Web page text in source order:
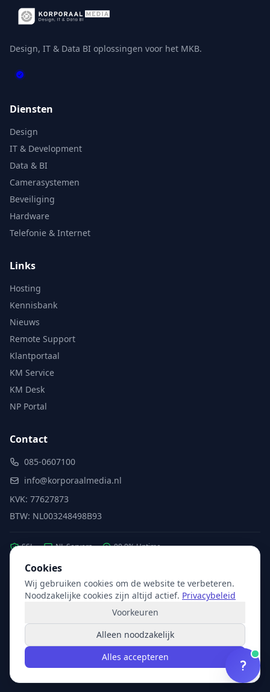
Design, IT & Data BI oplossingen voor het MKB.
Diensten
Design
IT & Development
Data & BI
Camerasystemen
Beveiliging
Hardware
Telefonie & Internet
Links
Hosting
Kennisbank
Nieuws
Remote Support
Klantportaal
KM Service
KM Desk
NP Portal
Contact
085-0607100
info@korporaalmedia.nl
KVK: 77627873
BTW: NL003248498B93
SSL NL Servers 99.9% Uptime
Partner van: Microsoft·X2com Hikvision
© 2026 Korporaal Media. Alle rechten voorbehouden.
PrivacyVoorwaarden
Cookies
Wij gebruiken cookies om de website te verbeteren.
Noodzakelijke cookies zijn altijd actief. Privacybeleid
Voorkeuren
Alleen noodzakelijk
Alles accepteren